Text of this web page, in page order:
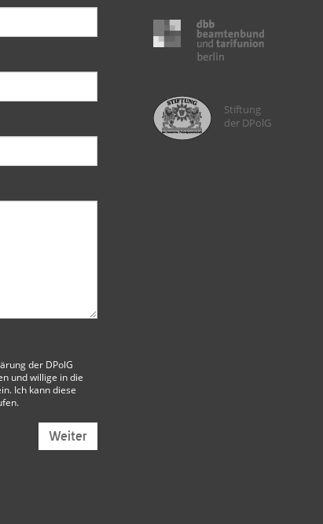
der DPolG
und willige in die
Ich kann diese
Weiter
Stiftung
der DPolG